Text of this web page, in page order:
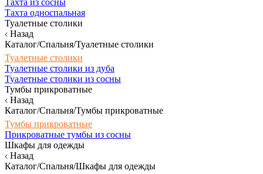
Тахта из сосны
Тахта односпальная
Туалетные столики
Назад
Каталог/Спальня/Туалетные столики
Туалетные столики
Туалетные столики из дуба
Туалетные столики из сосны
Тумбы прикроватные
Назад
Каталог/Спальня/Тумбы прикроватные
Тумбы прикроватные
Прикроватные тумбы из сосны
Шкафы для одежды
Назад
Каталог/Спальня/Шкафы для одежды